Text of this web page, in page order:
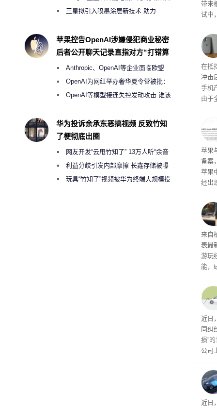
带来
试中
互
桌面
系
在抵
冲击
手机
由于
前受
保
了
苹果
备案
苹果
经出
内
来自
表最
游玩
能，
训练
近日
同纠
损”
公司
事
给
近日
偷偷共享带宽的违规行为
三星拟引入喷墨涂层新技术 助力
度
苹果控告OpenAI涉嫌侵犯商业秘密
后者公开聊天记录直指对方“打错算
Anthropic、OpenAI等企业面临欧盟
《人工智能法案》全新执法权限审查
OpenAI为网红举办奢华夏令营被批：
2000美元一晚 遭讽“反乌托邦”
OpenAI等模型接连失控发动攻击 谁该
华为投诉余承东恶搞视频 反致竹知
了梗彻底出圈
网友开发“云甩竹知了” 13万人听“余音
绕梁”利益分歧引发内部摩擦 长鑫存储被曝
曾将华为驻场工程师驱逐出研发基地
玩具“竹知了”视频被华为终端大规模投